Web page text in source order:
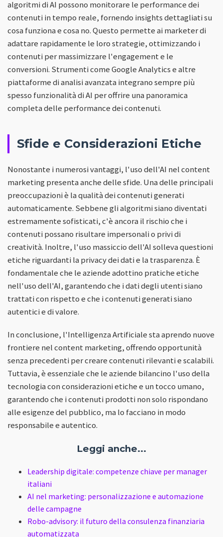
algoritmi di AI possono monitorare le performance dei
contenuti in tempo reale, fornendo insights dettagliati su
cosa funziona e cosa no. Questo permette ai marketer di
adattare rapidamente le loro strategie, ottimizzando i
contenuti per massimizzare l'engagement e le
conversioni. Strumenti come Google Analytics e altre
piattaforme di analisi avanzata integrano sempre più
spesso funzionalità di AI per offrire una panoramica
completa delle performance dei contenuti.
Sfide e Considerazioni Etiche
Nonostante i numerosi vantaggi, l'uso dell'AI nel content
marketing presenta anche delle sfide. Una delle principali
preoccupazioni è la qualità dei contenuti generati
automaticamente. Sebbene gli algoritmi siano diventati
estremamente sofisticati, c'è ancora il rischio che i
contenuti possano risultare impersonali o privi di
creatività. Inoltre, l'uso massiccio dell'AI solleva questioni
etiche riguardanti la privacy dei dati e la trasparenza. È
fondamentale che le aziende adottino pratiche etiche
nell'uso dell'AI, garantendo che i dati degli utenti siano
trattati con rispetto e che i contenuti generati siano
autentici e di valore.
In conclusione, l'Intelligenza Artificiale sta aprendo nuove
frontiere nel content marketing, offrendo opportunità
senza precedenti per creare contenuti rilevanti e scalabili.
Tuttavia, è essenziale che le aziende bilancino l'uso della
tecnologia con considerazioni etiche e un tocco umano,
garantendo che i contenuti prodotti non solo rispondano
alle esigenze del pubblico, ma lo facciano in modo
responsabile e autentico.
Leggi anche...
Leadership digitale: competenze chiave per manager
italiani
AI nel marketing: personalizzazione e automazione
delle campagne
Robo-advisory: il futuro della consulenza finanziaria
automatizzata